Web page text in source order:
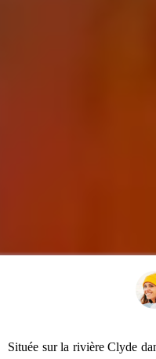
Située sur la rivière Clyde